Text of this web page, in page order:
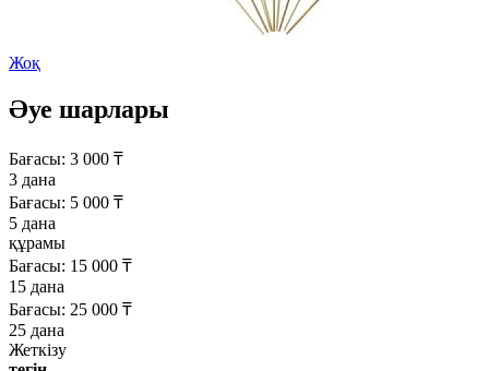
Жоқ
Әуе шарлары
Бағасы: 3 000 ₸
3 дана
Бағасы: 5 000 ₸
5 дана
құрамы
Бағасы: 15 000 ₸
15 дана
Бағасы: 25 000 ₸
25 дана
Жеткізу